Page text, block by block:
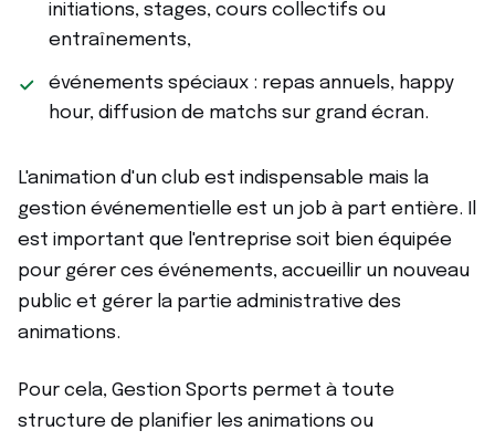
initiations, stages, cours collectifs ou
entraînements,
événements spéciaux : repas annuels, happy
hour, diffusion de matchs sur grand écran.
L'animation d'un club est indispensable mais la
gestion événementielle est un job à part entière. Il
est important que l'entreprise soit bien équipée
pour gérer ces événements, accueillir un nouveau
public et gérer la partie administrative des
animations.
Pour cela, Gestion Sports permet à toute
structure de planifier les animations ou